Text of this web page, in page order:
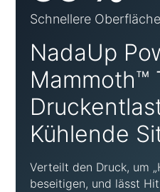
Schnellere
NadaUp
Mammoth™
Kühlende
Verteilt den Druck, um
beseitigen, und lässt